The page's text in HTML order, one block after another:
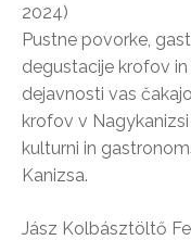
2024)
Pustne povorke,
degustacije krofov
dejavnosti vas
krofov v
kulturni in
Kanizsa.
Jász Kolbásztöltő